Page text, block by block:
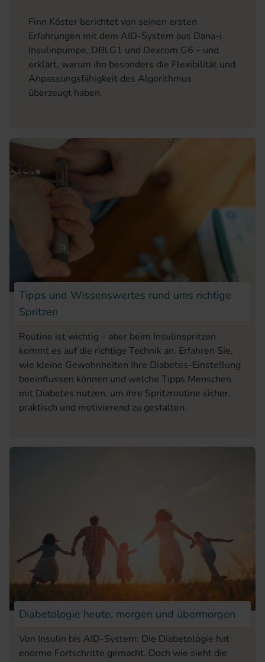
Finn Köster berichtet von seinen ersten
Erfahrungen mit dem AID-System aus Dana-i
Insulinpumpe, DBLG1 und Dexcom G6 – und
erklärt, warum ihn besonders die Flexibilität und
Anpassungsfähigkeit des Algorithmus
überzeugt haben.
Tipps und Wissenswertes rund ums richtige
Spritzen
Routine ist wichtig – aber beim Insulinspritzen
kommt es auf die richtige Technik an. Erfahren Sie,
wie kleine Gewohnheiten Ihre Diabetes-Einstellung
beeinflussen können und welche Tipps Menschen
mit Diabetes nutzen, um ihre Spritzroutine sicher,
praktisch und motivierend zu gestalten.
Diabetologie heute, morgen und übermorgen
Von Insulin bis AID-System: Die Diabetologie hat
enorme Fortschritte gemacht. Doch wie sieht die